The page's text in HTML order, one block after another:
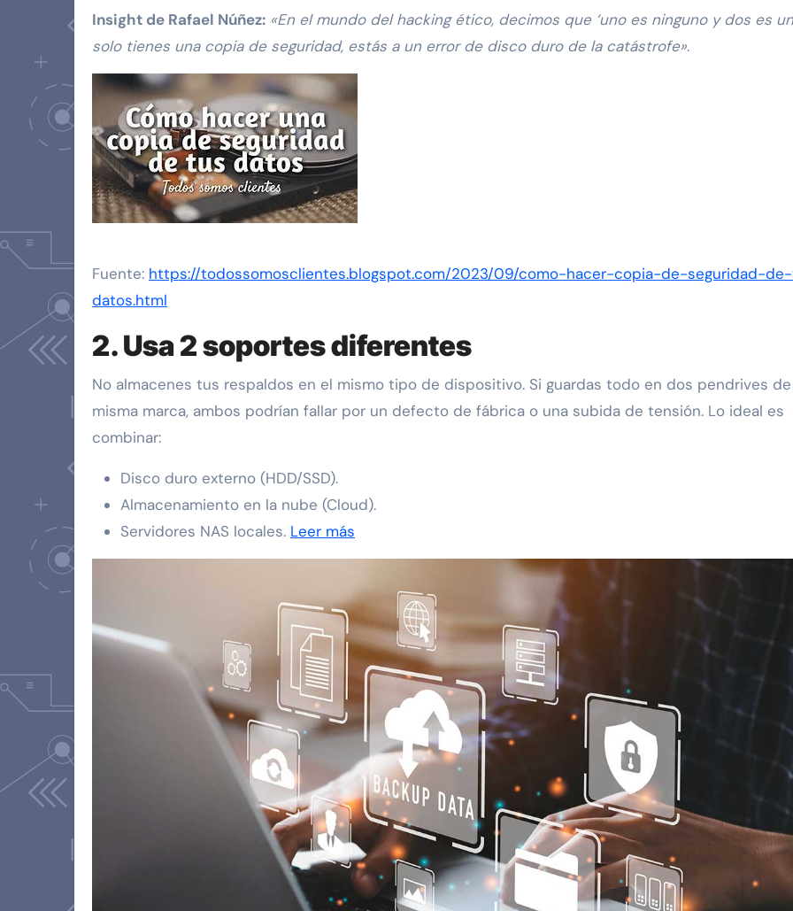
Insight de Rafael Núñez: «En el mundo del hacking ético, decimos que ‘uno es ninguno y dos es
solo tienes una copia de seguridad, estás a un error de disco duro de la catástrofe».
Fuente: https://todossomosclientes.blogspot.com/2023/09/como-hacer-copia-de-seguridad-
datos.html
2. Usa 2 soportes diferentes
No almacenes tus respaldos en el mismo tipo de dispositivo. Si guardas todo en dos pendrives
misma marca, ambos podrían fallar por un defecto de fábrica o una subida de tensión. Lo ideal es
combinar:
Disco duro externo (HDD/SSD).
Almacenamiento en la nube (Cloud).
Servidores NAS locales. Leer más